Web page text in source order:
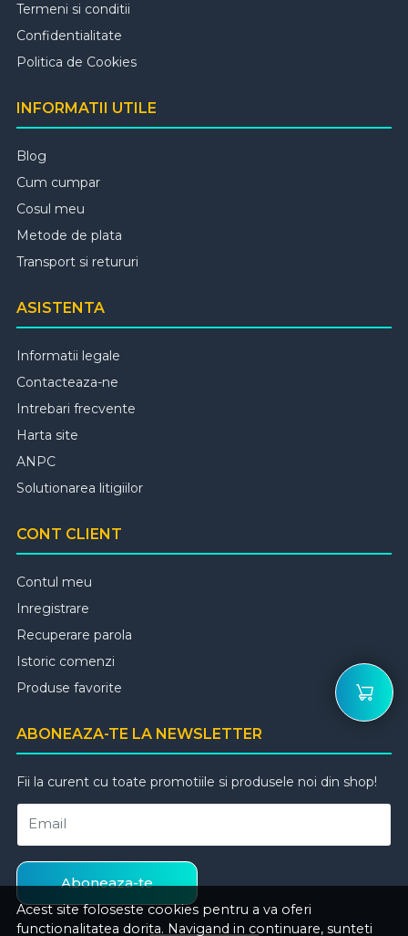
Acest site foloseste cookies pentru a va oferi
functionalitatea dorita. Navigand in continuare, sunteti
Termeni si conditii
Confidentialitate
Politica de Cookies
INFORMATII UTILE
Blog
Cum cumpar
Cosul meu
Metode de plata
Transport si retururi
ASISTENTA
Informatii legale
Contacteaza-ne
Intrebari frecvente
Harta site
ANPC
Solutionarea litigiilor
CONT CLIENT
Contul meu
Inregistrare
Recuperare parola
Istoric comenzi
Produse favorite
ABONEAZA-TE LA NEWSLETTER
Fii la curent cu toate promotiile si produsele noi din shop!
Email
Aboneaza-te